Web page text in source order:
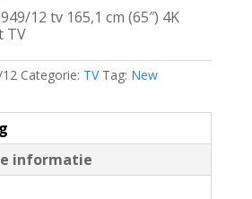
12 tv 165,1 cm (65″) 4K
TV
Categorie: TV Tag: New
informatie